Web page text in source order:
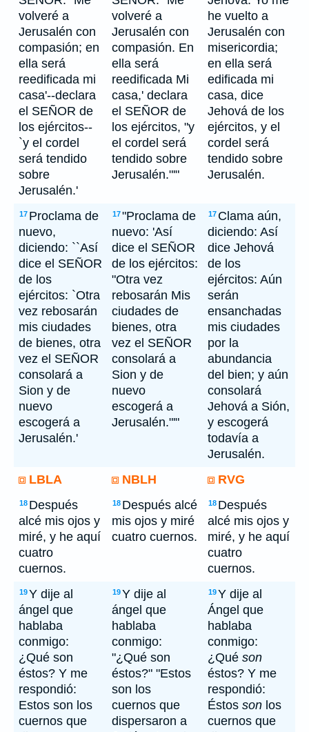
volveré a
Jerusalén con
compasión; en
ella será
reedificada mi
casa'--declara
el SEÑOR de
los ejércitos--
`y el cordel
será tendido
sobre
Jerusalén.'
volveré a
Jerusalén con
compasión. En
ella será
reedificada Mi
casa,' declara
el SEÑOR de
los ejércitos, "y
el cordel será
tendido sobre
Jerusalén."'"
he vuelto a
Jerusalén con
misericordia;
en ella será
edificada mi
casa, dice
Jehová de los
ejércitos, y el
cordel será
tendido sobre
Jerusalén.
17 Proclama de
nuevo,
diciendo: ``Así
dice el SEÑOR
de los
ejércitos: `Otra
vez rebosarán
mis ciudades
de bienes, otra
vez el SEÑOR
consolará a
Sion y de
nuevo
escogerá a
Jerusalén.'
17"Proclama de
nuevo: 'Así
dice el SEÑOR
de los ejércitos:
"Otra vez
rebosarán Mis
ciudades de
bienes, otra
vez el SEÑOR
consolará a
Sion y de
nuevo
escogerá a
Jerusalén."'"
17 Clama aún,
diciendo: Así
dice Jehová
de los
ejércitos: Aún
serán
ensanchadas
mis ciudades
por la
abundancia
del bien; y aún
consolará
Jehová a Sión,
y escogerá
todavía a
Jerusalén.
LBLA
NBLH RVG
18 Después
alcé mis ojos y
miré, y he aquí
cuatro
cuernos.
18 Después alcé
mis ojos y miré
cuatro cuernos.
18 Después
alcé mis ojos y
miré, y he aquí
cuatro
cuernos.
19Y dije al
ángel que
hablaba
conmigo:
¿Qué son
éstos? Y me
respondió:
Estos son los
cuernos que
19Y dije al
ángel que
hablaba
conmigo:
"¿Qué son
éstos?" "Estos
son los
cuernos que
dispersaron a
19Y dije al
Ángel que
hablaba
conmigo:
¿Qué son
éstos? Y me
respondió:
Éstos son los
cuernos que